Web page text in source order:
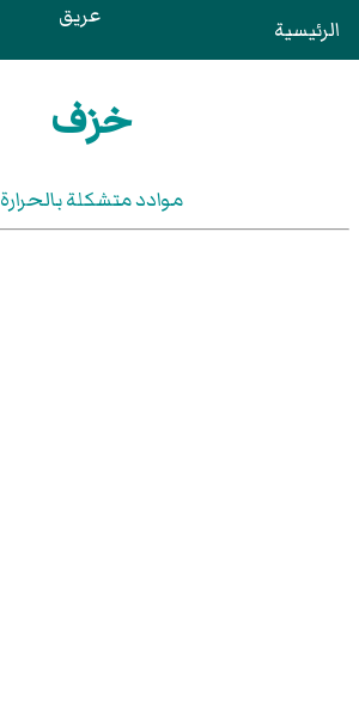
الرئيسية عريق
خزف
موادد متشكلة بالحرارة